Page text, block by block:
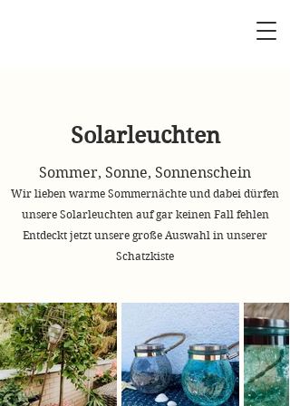
Solarleuchten
Sommer, Sonne, Sonnenschein
Wir lieben warme Sommernächte und dabei dürfen
unsere Solarleuchten auf gar keinen Fall fehlen
Entdeckt jetzt unsere große Auswahl in unserer
Schatzkiste